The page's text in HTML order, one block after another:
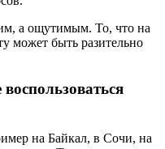
а ощутимым. То, что на
может быть разительно
на Байкал, в Сочи, на